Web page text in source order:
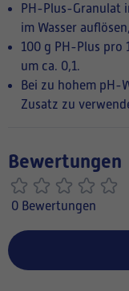
PH-Plus-Granulat
im Wasser
100 g PH-Plus pro
um ca. 0,1.
Bei zu hohem pH-
Zusatz zu
Bewertungen
0 Bewertungen